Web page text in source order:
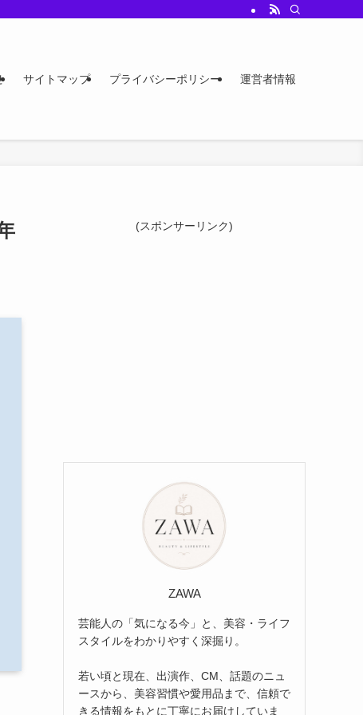
サイトマップ プライバシーポリシー 運営者情報
(スポンサーリンク)
ZAWA
芸能人の「気になる今」と、美容・ライフ
スタイルをわかりやすく深掘り。
若い頃と現在、出演作、CM、話題のニュ
ースから、美容習慣や愛用品まで、信頼で
きる情報をもとに丁寧にお届けしていま